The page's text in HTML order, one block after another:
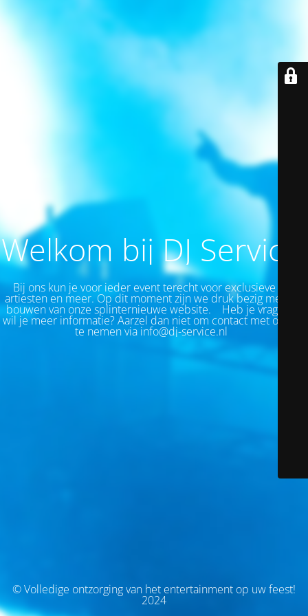
Welkom bij DJ Service!
Bij ons kun je voor ieder eventterecht voor exclusieve top
artiesten en meer. Op dit moment zijn we druk bezig met het
bouwen van onze splinternieuwe website. Heb je vragen of
wil je meer informatie? Aarzel dan niet om contact met ons op
te nemen via info@dj-service.nl
© Volledige ontzorging van het entertainment op uw feest!
2024